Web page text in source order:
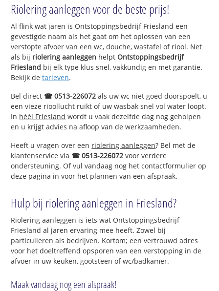
Riolering aanleggen voor de beste prijs!
Al flink wat jaren is Ontstoppingsbedrijf Friesland een
gevestigde naam als het gaat om het oplossen van een
verstopte afvoer van een wc, douche, wastafel of riool. Net
als bij riolering aanleggen helptOntstoppingsbedrijf
Friesland bij elk type klus snel, vakkundig en met garantie.
Bekijk detarieven.
Bel direct ☎ 0513-226072 als uw wc niet goed doorspoelt, u
een vieze rioollucht ruikt of uw wasbak snel vol water loopt.
In héél Friesland wordt u vaak dezelfde dag nog geholpen
en u krijgt advies na afloop van de werkzaamheden.
Heeft u vragen over een riolering aanleggen? Bel met de
klantenservice via ☎ 0513-226072 voor verdere
ondersteuning. Of vul vandaag nog het contactformulier op
deze pagina in voor het plannen van een afspraak.
Hulp bij riolering aanleggen in Friesland?
Riolering aanleggen is iets wat Ontstoppingsbedrijf
Friesland al jaren ervaring mee heeft. Zowel bij
particulieren als bedrijven. Kortom; een vertrouwd adres
voor het doeltreffend opsporen van een verstopping in de
afvoer in uw keuken, gootsteen of wc/badkamer.
Maak vandaag nog een afspraak!